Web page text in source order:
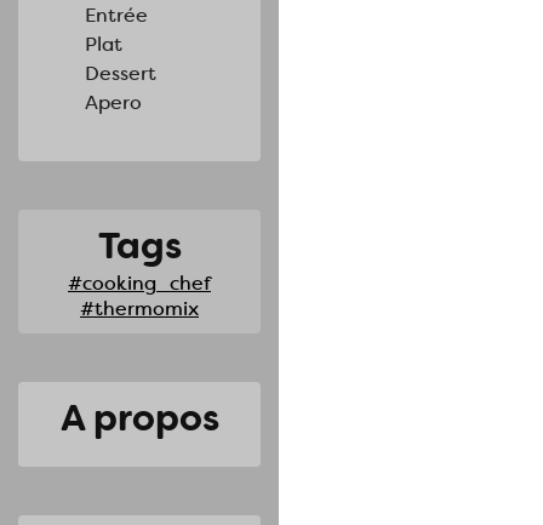
Entrée
Plat
Dessert
Apero
Tags
#cooking_chef
#thermomix
A propos